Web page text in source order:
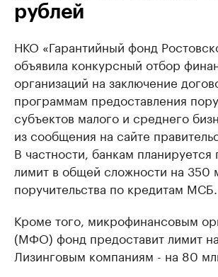
рублей
НКО «Гарантийный фонд
объявила конкурсный отбор
организаций на заключение
программам предоставления
субъектов малого и среднего
из сообщения на сайте
В частности, банкам планируется
лимит в общей сложности на 350
поручительства по кредитам МСБ.
Кроме того, микрофинансовым
(МФО) фонд предоставит лимит
Лизинговым компаниям - на 80